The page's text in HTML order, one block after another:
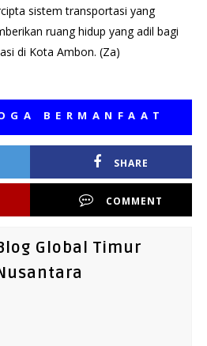
sistem transportasi yang
ruang hidup yang adil bagi
di Kota Ambon. (Za)
SHARE
COMMENT
Global Timur